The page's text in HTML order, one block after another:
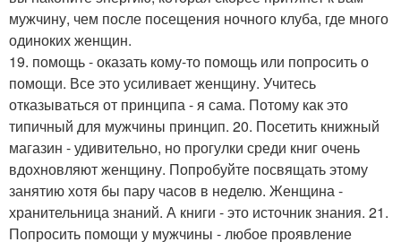
мужчину, чем после посещения ночного клуба, где много
одиноких женщин.
19. помощь - оказать кому-то помощь или попросить о
помощи. Все это усиливает женщину. Учитесь
отказываться от принципа - я сама. Потому как это
типичный для мужчины принцип. 20. Посетить книжный
магазин - удивительно, но прогулки среди книг очень
вдохновляют женщину. Попробуйте посвящать этому
занятию хотя бы пару часов в неделю. Женщина -
хранительница знаний. А книги - это источник знания. 21.
Попросить помощи у мужчины - любое проявление